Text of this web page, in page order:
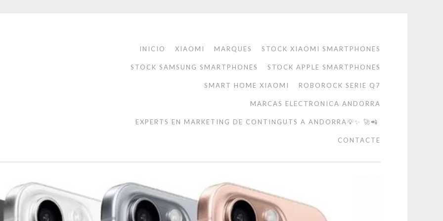
INICIO XIAOMI MARQUES STOCK XIAOMI SMARTPHONES
STOCK SAMSUNG SMARTPHONES STOCK APPLE SMARTPHONES
SMART HOME XIAOMI ROBOROCK SERIE Q7
MARCAS ELECTRONICA ANDORRA
EXPERTS EN MARKETING DE CONTINGUTS A ANDORRA💡✨ 🚀📲
CONTACTE